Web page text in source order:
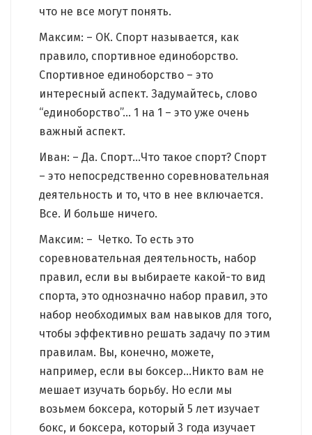
что не все могут понять.
Максим: – ОК. Спорт называется, как
правило, спортивное единоборство.
Спортивное единоборство – это
интересный аспект. Задумайтесь, слово
“единоборство”… 1 на 1 – это уже очень
важный аспект.
Иван: – Да. Спорт…Что такое спорт? Спорт
– это непосредственно соревновательная
деятельность и то, что в нее включается.
Все. И больше ничего.
Максим: – Четко. То есть это
соревновательная деятельность, набор
правил, если вы выбираете какой-то вид
спорта, это однозначно набор правил, это
набор необходимых вам навыков для того,
чтобы эффективно решать задачу по этим
правилам. Вы, конечно, можете,
например, если вы боксер…Никто вам не
мешает изучать борьбу. Но если мы
возьмем боксера, который 5 лет изучает
бокс, и боксера, который 3 года изучает